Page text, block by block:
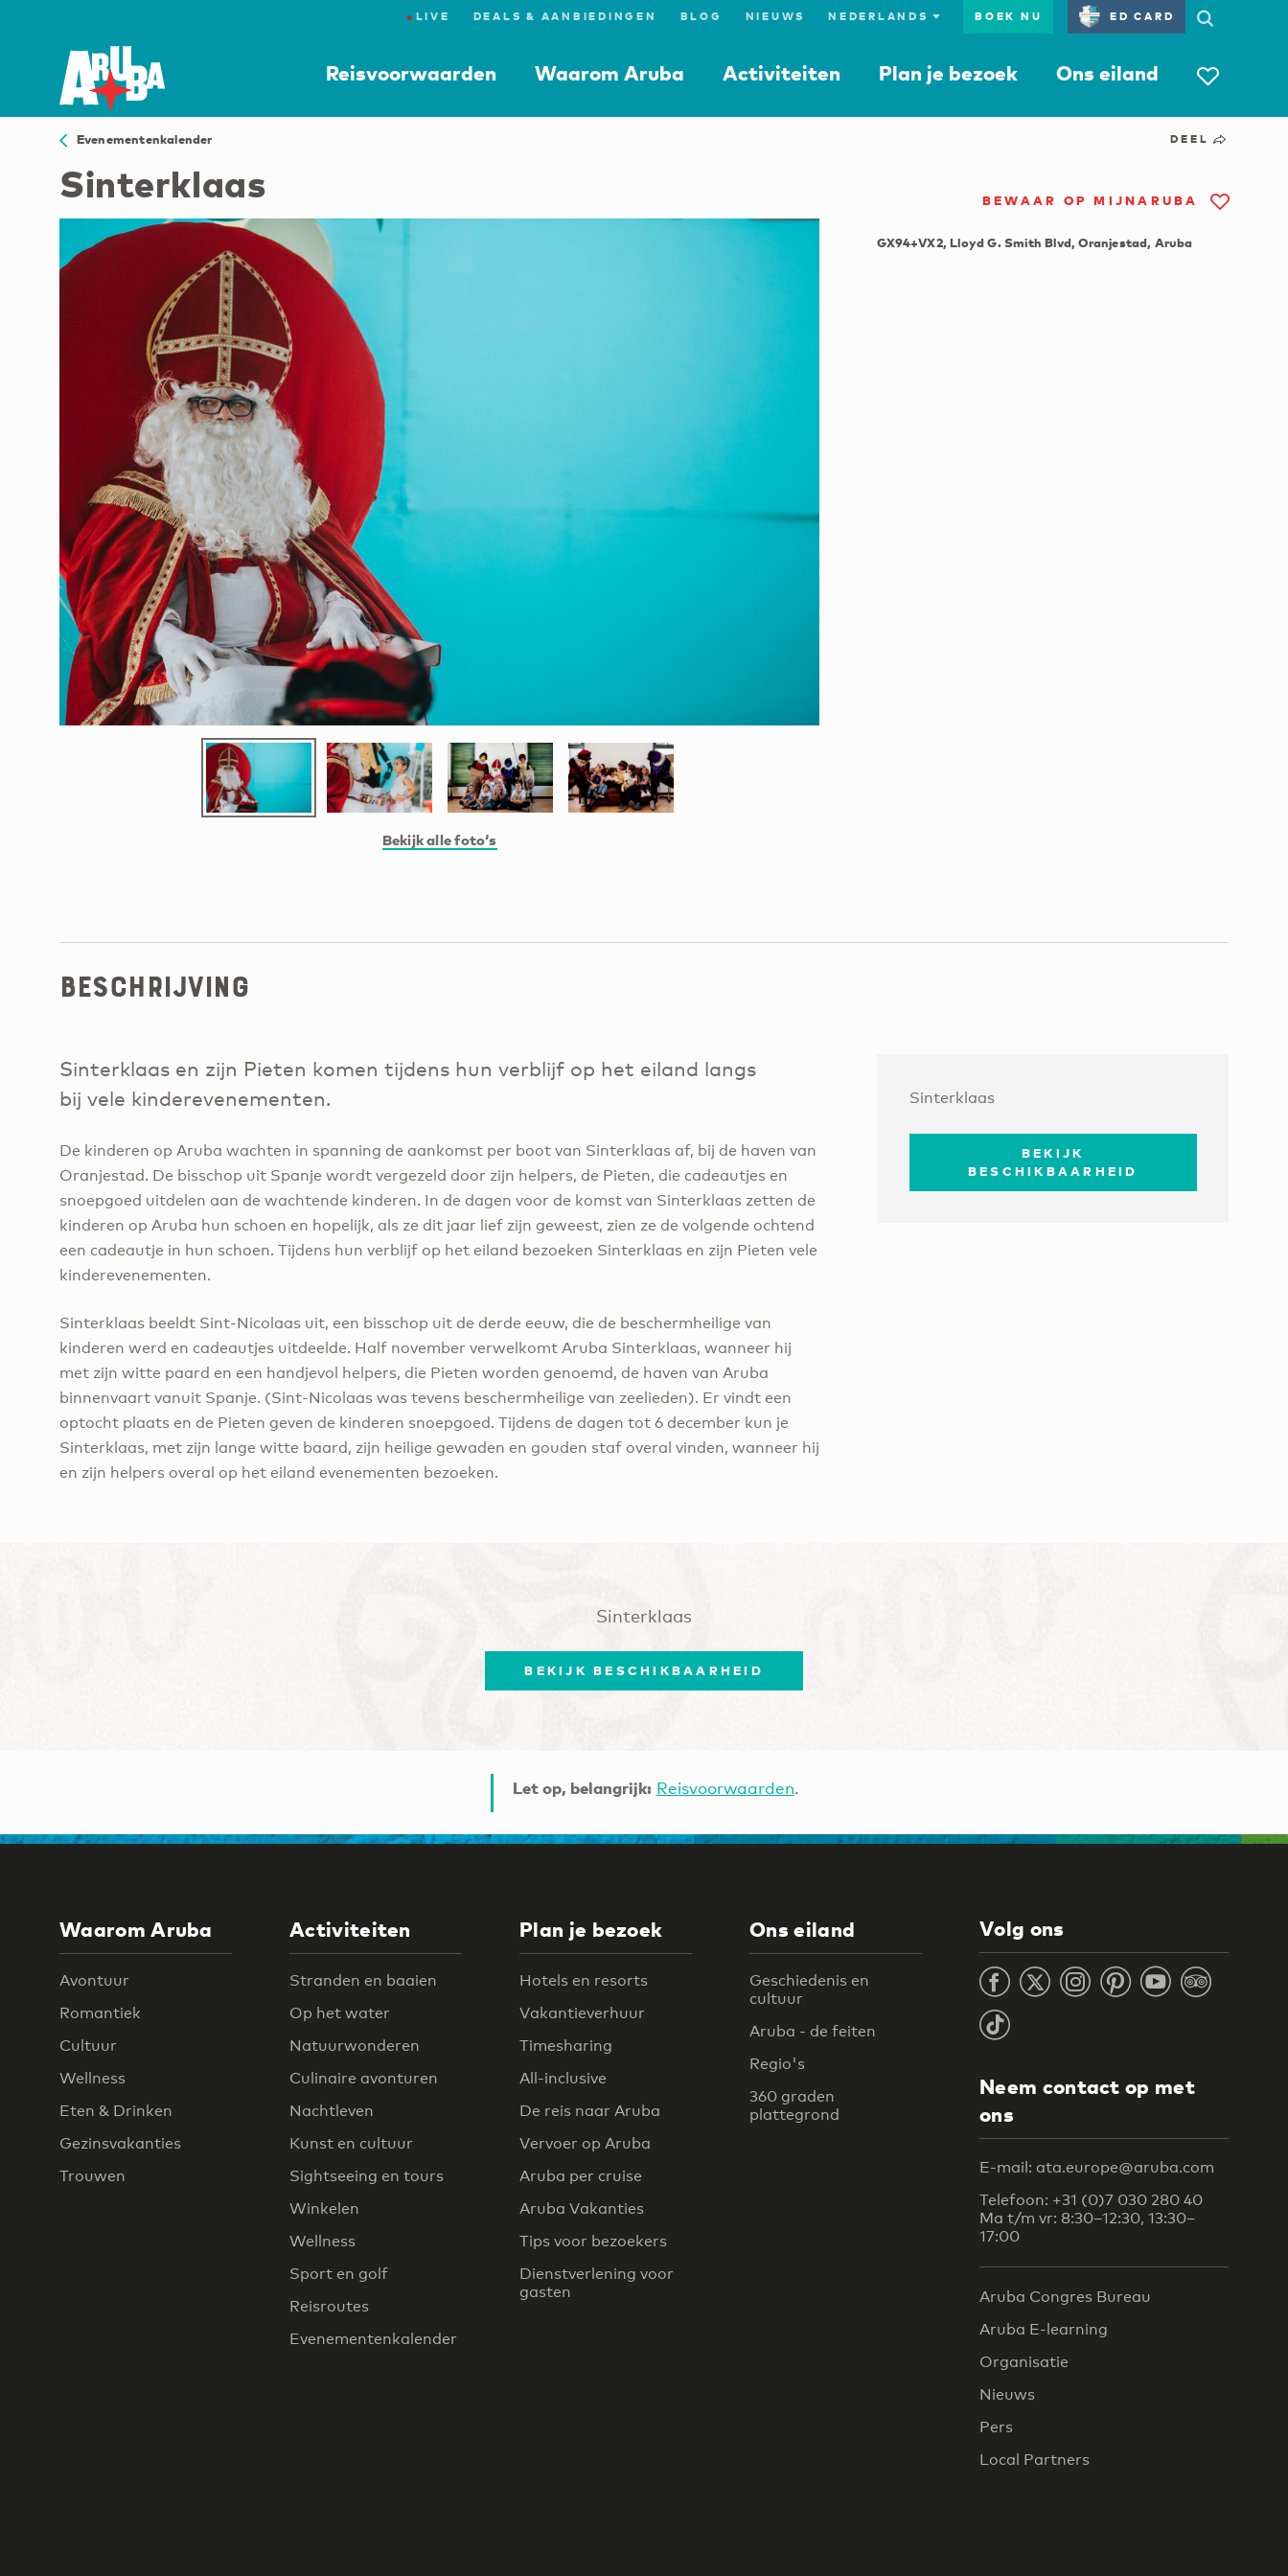
● LIVE DEALS & AANBIEDINGEN BLOG NIEUWS BOEK NU ED CARD
Reisvoorwaarden Waarom Aruba Activiteiten Plan je bezoek Ons eiland
Evenementenkalender
Sinterklaas
Bekijk alle foto‘s
DEEL
BEWAAR OP MIJNARUBA
GX94+VX2, Lloyd G. Smith Blvd, Oranjestad, Aruba
Beschrijving
Sinterklaas en zijn Pieten komen tijdens hun verblijf op het eiland langs
bij vele kinderevenementen.
De kinderen op Aruba wachten in spanning de aankomst per boot van Sinterklaas af, bij de haven van
Oranjestad. De bisschop uit Spanje wordt vergezeld door zijn helpers, de Pieten, die cadeautjes en
snoepgoed uitdelen aan de wachtende kinderen. In de dagen voor de komst van Sinterklaas zetten de
kinderen op Aruba hun schoen en hopelijk, als ze dit jaar lief zijn geweest, zien ze de volgende ochtend
een cadeautje in hun schoen. Tijdens hun verblijf op het eiland bezoeken Sinterklaas en zijn Pieten vele
kinderevenementen.
Sinterklaas beeldt Sint-Nicolaas uit, een bisschop uit de derde eeuw, die de beschermheilige van
kinderen werd en cadeautjes uitdeelde. Half november verwelkomt Aruba Sinterklaas, wanneer hij
met zijn witte paard en een handjevol helpers, die Pieten worden genoemd, de haven van Aruba
binnenvaart vanuit Spanje. (Sint-Nicolaas was tevens beschermheilige van zeelieden). Er vindt een
optocht plaats en de Pieten geven de kinderen snoepgoed. Tijdens de dagen tot 6 december kun je
Sinterklaas, met zijn lange witte baard, zijn heilige gewaden en gouden staf overal vinden, wanneer hij
en zijn helpers overal op het eiland evenementen bezoeken.
Sinterklaas
BEKIJK
BESCHIKBAARHEID
Sinterklaas
BEKIJK BESCHIKBAARHEID
Let op, belangrijk: Reisvoorwaarden.
Waarom Aruba
Avontuur
Romantiek
Cultuur
Wellness
Eten & Drinken
Gezinsvakanties
Trouwen
Activiteiten
Stranden en baaien
Op het water
Natuurwonderen
Culinaire avonturen
Nachtleven
Kunst en cultuur
Sightseeing en tours
Winkelen
Wellness
Sport en golf
Reisroutes
Evenementenkalender
Plan je bezoek
Hotels en resorts
Vakantieverhuur
Timesharing
All-inclusive
De reis naar Aruba
Vervoer op Aruba
Aruba per cruise
Aruba Vakanties
Tips voor bezoekers
Dienstverlening voor
gasten
Ons eiland
Geschiedenis en
cultuur
Aruba - de feiten
Regio's
360 graden
plattegrond
Volg ons
Neem contact op met
ons
E-mail: ata.europe@aruba.com
Telefoon: +31 (0)7 030 280 40
Ma t/m vr: 8:30–12:30, 13:30–
17:00
Aruba Congres Bureau
Aruba E-learning
Organisatie
Nieuws
Pers
Local Partners